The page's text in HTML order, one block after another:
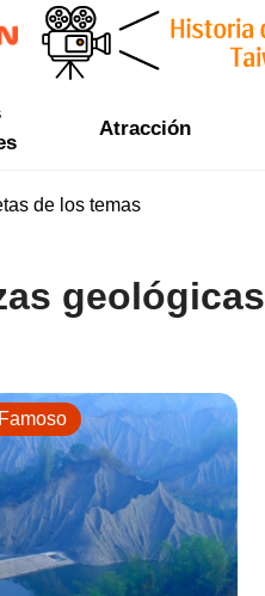
Atracción
de los temas
geológicas